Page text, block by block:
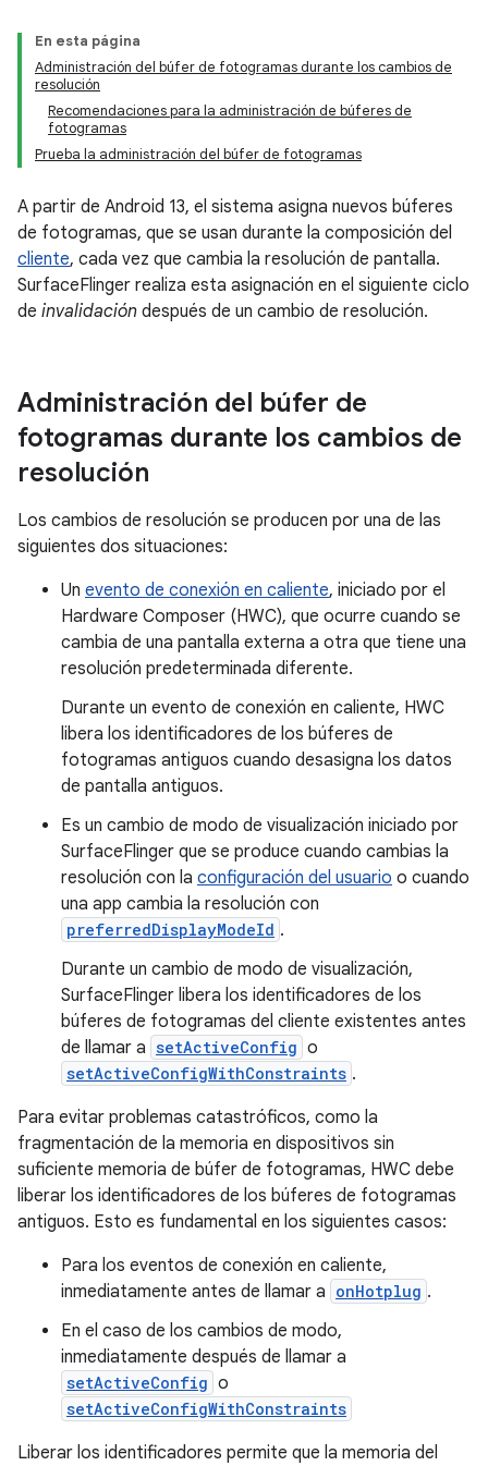
En esta página
Administración del búfer de fotogramas durante los cambios de
resolución
Recomendaciones para la administración de búferes de
fotogramas
Prueba la administración del búfer de fotogramas
A partir de Android 13, el sistema asigna nuevos búferes
de fotogramas, que se usan durante la composición del
cliente, cada vez que cambia la resolución de pantalla.
SurfaceFlinger realiza esta asignación en el siguiente ciclo
de invalidación después de un cambio de resolución.
Administración del búfer de
fotogramas durante los cambios de
resolución
Los cambios de resolución se producen por una de las
siguientes dos situaciones:
Un evento de conexión en caliente, iniciado por el
Hardware Composer (HWC), que ocurre cuando se
cambia de una pantalla externa a otra que tiene una
resolución predeterminada diferente.
Durante un evento de conexión en caliente, HWC
libera los identificadores de los búferes de
fotogramas antiguos cuando desasigna los datos
de pantalla antiguos.
Es un cambio de modo de visualización iniciado por
SurfaceFlinger que se produce cuando cambias la
resolución con la configuración del usuario o cuando
una app cambia la resolución con
preferredDisplayModeId .
Durante un cambio de modo de visualización,
SurfaceFlinger libera los identificadores de los
búferes de fotogramas del cliente existentes antes
de llamar a setActiveConfig o
setActiveConfigWithConstraints .
Para evitar problemas catastróficos, como la
fragmentación de la memoria en dispositivos sin
suficiente memoria de búfer de fotogramas, HWC debe
liberar los identificadores de los búferes de fotogramas
antiguos. Esto es fundamental en los siguientes casos:
Para los eventos de conexión en caliente,
inmediatamente antes de llamar a onHotplug .
En el caso de los cambios de modo,
inmediatamente después de llamar a
setActiveConfig o
setActiveConfigWithConstraints
Liberar los identificadores permite que la memoria del